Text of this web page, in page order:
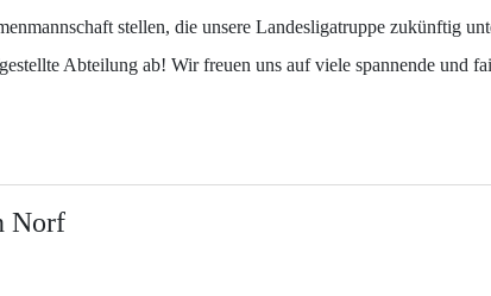
stellen, die unsere Landesligatruppe zukünftig
Abteilung ab! Wir freuen uns auf viele spannende und
Norf